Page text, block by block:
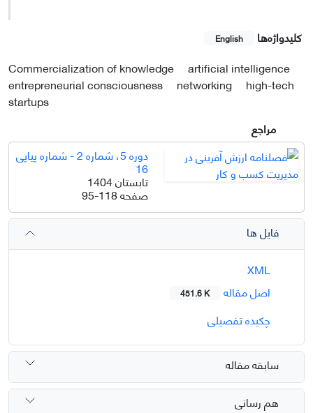
کلیدواژه‌ها English
Commercialization of knowledge
artificial intelligence
entrepreneurial consciousness
networking
high-tech
startups
مراجع
دوره 5، شماره 2 - شماره پیاپی
16
تابستان 1404
صفحه95-118
فایل ها
اصل مقاله
451.6 K
چکیده تفصیلی
سابقه مقاله
هم رسانی